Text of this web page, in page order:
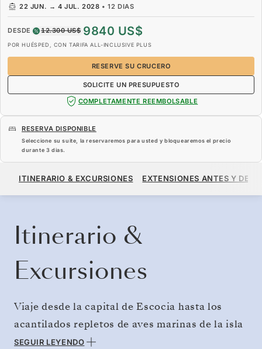
22 JUN. → 4 JUL. 2028 •12 DIAS
DESDE 12.300 US$ 9840 US$
POR HUÉSPED, CON TARIFA ALL-INCLUSIVE PLUS
RESERVE SU CRUCERO
SOLICITE UN PRESUPUESTO
COMPLETAMENTE REEMBOLSABLE
RESERVA DISPONIBLE
Seleccione su suite, la reservaremos para usted y bloquearemos el precio
durante 3 dias.
9840 US$
ITINERARIO & EXCURSIONES EXTENSIONES ANTES Y
Itinerario &
Excursiones
Viaje desde la capital de Escocia hasta los
acantilados repletos de aves marinas de la isla
de May, a solo 30 millas de distancia. El
SEGUIR LEYENDO